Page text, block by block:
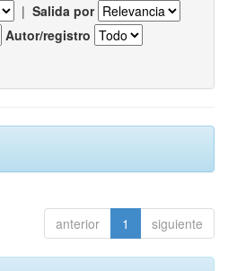
| Salida por
Autor/registro
anterior 1 siguiente